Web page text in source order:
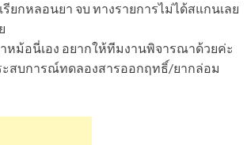
ยกหลอนยา จบ ทางรายการไม่ได้สแกนเลย
ม้อนี่เอง อยากให้ทีมงานพิจารณาด้วยค่ะ
ะสบการณ์ทดลองสารออกฤทธิ์/ยากล่อม